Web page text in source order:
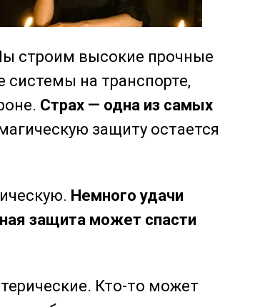
строим высокие прочные
на транспорте,
Страх — одна из самых
защиту остается
Немного удачи
защита может спасти
Кто-то может